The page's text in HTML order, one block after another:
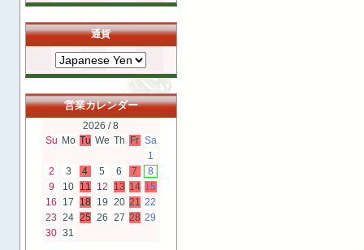
通貨
営業カレンダー
2026 / 8
Su Mo Tu We Th Fr Sa
1
2
3 4 5 6 7
8
9
10 11 12 13 14 15
16
17 18 19 20 21 22
23 24 25 26 27 28 29
30 31